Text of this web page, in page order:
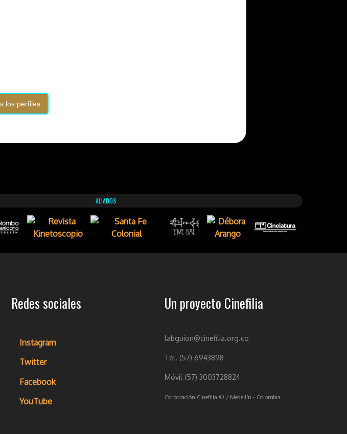
ALIADOS
Redes sociales
Instagram
Twitter
Facebook
YouTube
Un proyecto Cinefilia
labguion@cinefilia.org.co
Tel. (57) 6943898
Móvil (57) 3003728824
Corporación Cinefilia © / Medellín - Colombia